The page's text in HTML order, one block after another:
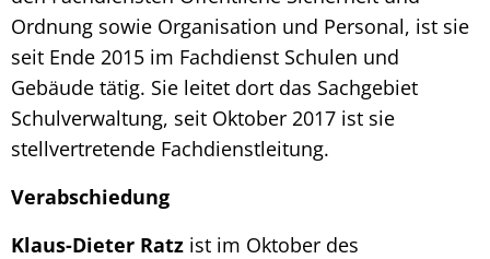
Ordnung sowie Organisation und Personal, ist sie
seit Ende 2015 im Fachdienst Schulen und
Gebäude tätig. Sie leitet dort das Sachgebiet
Schulverwaltung, seit Oktober 2017 ist sie
stellvertretende Fachdienstleitung.
Verabschiedung
Klaus-Dieter Ratz ist im Oktober des